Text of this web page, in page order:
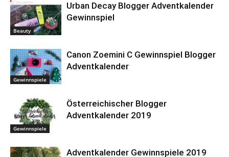
Beauty
Urban Decay Blogger Adventkalender
Gewinnspiel
Gewinnspiele
Canon Zoemini C Gewinnspiel Blogger
Adventkalender
Gewinnspiele
Österreichischer Blogger
Adventkalender 2019
Adventkalender Gewinnspiele 2019